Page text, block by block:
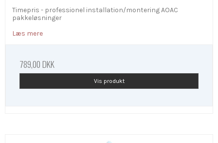
Timepris - professionel installation/montering AOAC
pakkeløsninger
Læs mere
789,00 DKK
Vis produkt